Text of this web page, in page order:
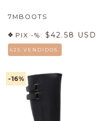
7MBOOTS
PIX -%: $42.58 USD
625 VENDIDOS.
-16%